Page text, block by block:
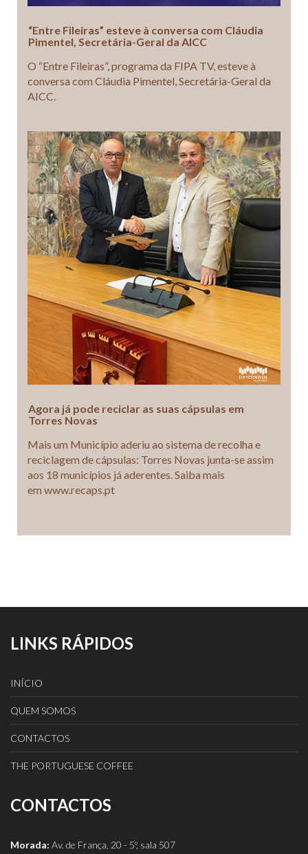
“Entre Fileiras” esteve à conversa com Cláudia
Pimentel, Secretária-Geral da AICC
O “Entre Fileiras”, programa da FIPA TV, esteve à
conversa com Cláudia Pimentel, Secretária-Geral da
AICC.
Agora já pode reciclar as suas cápsulas em
Torres Novas
Mais um Município aderiu ao sistema de recolha e
reciclagem de cápsulas: Torres Novas junta-se assim
aos 18 municípios já aderentes. Saiba mais
em www.recaps.pt
LINKS RÁPIDOS
INÍCIO
QUEM SOMOS
CONTACTOS
THE PORTUGUESE COFFEE
CONTACTOS
Morada: Av. de França, 20 - 5º, sala 507